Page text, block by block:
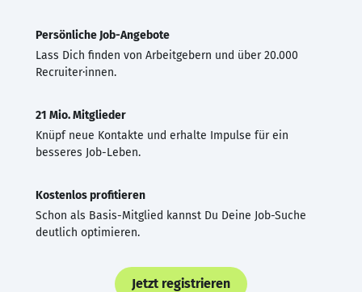
Persönliche Job-Angebote
Lass Dich finden von Arbeitgebern und über 20.000
Recruiter·innen.
21 Mio. Mitglieder
Knüpf neue Kontakte und erhalte Impulse für ein
besseres Job-Leben.
Kostenlos profitieren
Schon als Basis-Mitglied kannst Du Deine Job-Suche
deutlich optimieren.
Jetzt registrieren